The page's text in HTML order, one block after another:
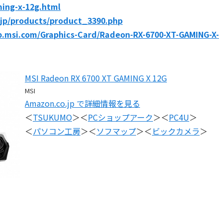
x-12g.html
products/product_3390.php
Graphics-Card/Radeon-RX-6700-XT-GAMING-X-
MSI Radeon RX 6700 XT GAMING X 12G
MSI
Amazon.co.jp で詳細情報を見る
＜TSUKUMO＞＜PCショップアーク＞＜PC4U＞
＜パソコン工房＞＜ソフマップ＞＜ ビックカメラ＞